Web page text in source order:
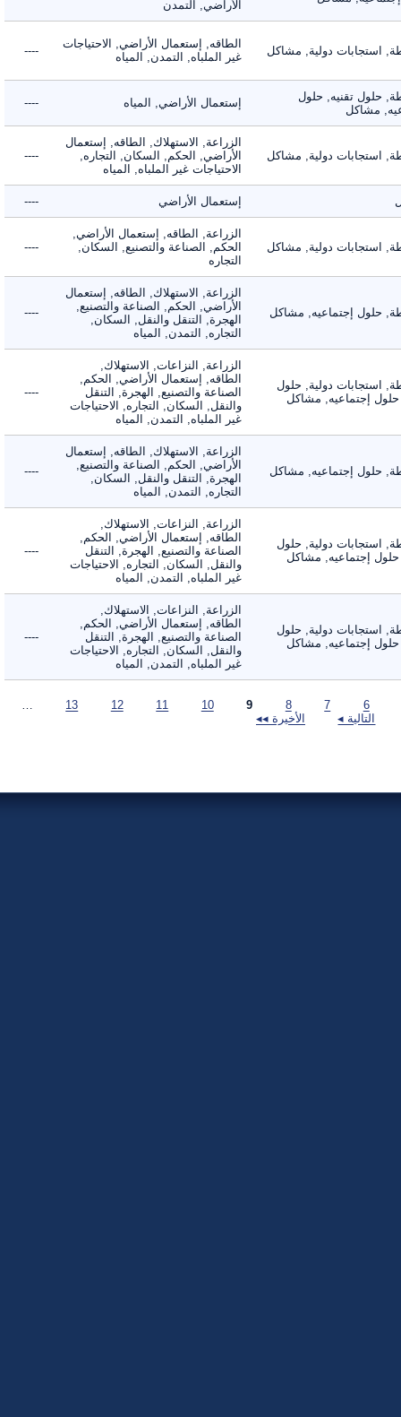
الأراضي, التمدن
استجابات دولية, مشاكل
الطاقه, إستعمال الأراضي, الاحتياجات
غير الملباه, التمدن, المياه
----
حلول تقنيه, حلول
مشاكل
إستعمال الأراضي, المياه ----
استجابات دولية, مشاكل
الزراعة, الاستهلاك, الطاقه, إستعمال
الأراضي, الحكم, السكان, التجاره,
الاحتياجات غير الملباه, المياه
----
إستعمال الأراضي ----
استجابات دولية, مشاكل
الزراعة, الطاقه, إستعمال الأراضي,
الحكم, الصناعة والتصنيع, السكان,
التجاره
----
حلول إجتماعيه, مشاكل
الزراعة, الاستهلاك, الطاقه, إستعمال
الأراضي, الحكم, الصناعة والتصنيع,
الهجرة, التنقل والنقل, السكان,
التجاره, التمدن, المياه
----
استجابات دولية, حلول
إجتماعيه, مشاكل
الزراعة, النزاعات, الاستهلاك,
الطاقه, إستعمال الأراضي, الحكم,
الصناعة والتصنيع, الهجرة, التنقل
والنقل, السكان, التجاره, الاحتياجات
غير الملباه, التمدن, المياه
----
حلول إجتماعيه, مشاكل
الزراعة, الاستهلاك, الطاقه, إستعمال
الأراضي, الحكم, الصناعة والتصنيع,
الهجرة, التنقل والنقل, السكان,
التجاره, التمدن, المياه
----
استجابات دولية, حلول
إجتماعيه, مشاكل
الزراعة, النزاعات, الاستهلاك,
الطاقه, إستعمال الأراضي, الحكم,
الصناعة والتصنيع, الهجرة, التنقل
والنقل, السكان, التجاره, الاحتياجات
غير الملباه, التمدن, المياه
----
استجابات دولية, حلول
إجتماعيه, مشاكل
الزراعة, النزاعات, الاستهلاك,
الطاقه, إستعمال الأراضي, الحكم,
الصناعة والتصنيع, الهجرة, التنقل
والنقل, السكان, التجاره, الاحتياجات
غير الملباه, التمدن, المياه
----
التالية ◂
الأخيرة ◂◂